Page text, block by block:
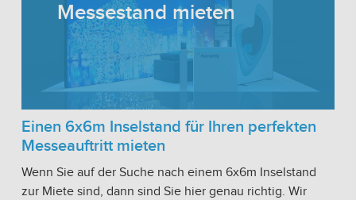
Messestand mieten
Einen 6x6m Inselstand für Ihren perfekten
Messeauftritt mieten
Wenn Sie auf der Suche nach einem 6x6m Inselstand
zur Miete sind, dann sind Sie hier genau richtig. Wir